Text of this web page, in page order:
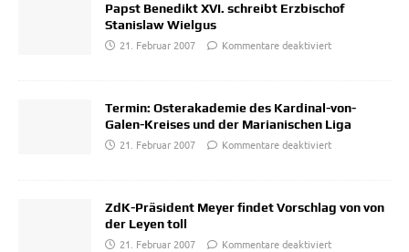
Papst Benedikt XVI. schreibt Erzbischof
Stanislaw Wielgus
21. Februar 2007
Kommentare deaktiviert
Termin: Osterakademie des Kardinal-von-
Galen-Kreises und der Marianischen Liga
21. Februar 2007
Kommentare deaktiviert
ZdK-Präsident Meyer findet Vorschlag von von
der Leyen toll
21. Februar 2007
Kommentare deaktiviert